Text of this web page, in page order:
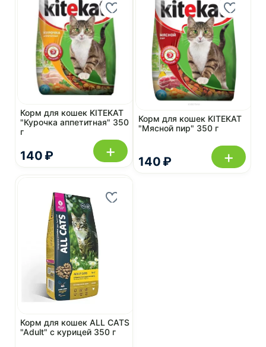
140 ₽
Корм для кошек KITEKAT
"Курочка аппетитная" 350
г
+
140 ₽
Корм для кошек KITEKAT
"Мясной пир" 350 г
+
Корм для кошек ALL CATS
"Adult" с курицей 350 г